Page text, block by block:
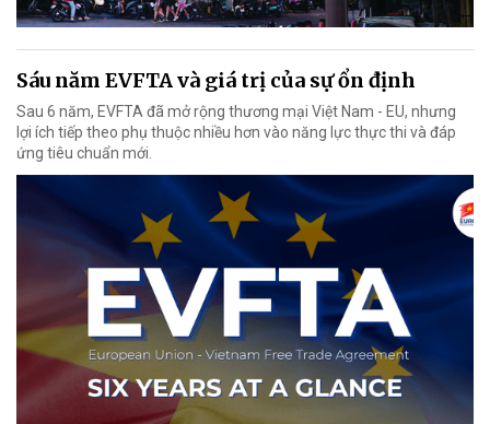
Sáu năm EVFTA và giá trị của sự ổn định
Sau 6 năm, EVFTA đã mở rộng thương mại Việt Nam - EU, nhưng
lợi ích tiếp theo phụ thuộc nhiều hơn vào năng lực thực thi và đáp
ứng tiêu chuẩn mới.